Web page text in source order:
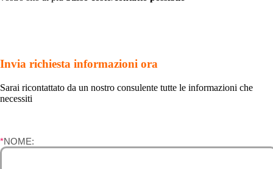
Invia richiesta informazioni ora
Sarai ricontattato da un nostro consulente tutte le informazioni che
necessiti
*NOME: